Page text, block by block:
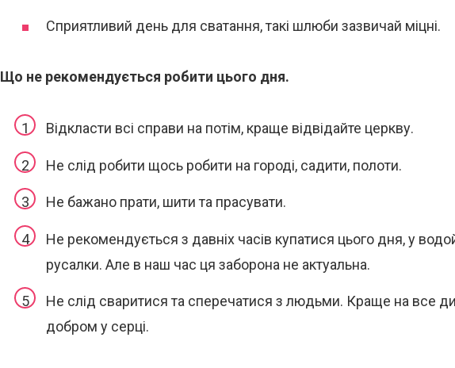
Сприятливий день для сватання, такі шлюби зазвичай міцні.
Що не рекомендується робити цього дня.
Відкласти всі справи на потім, краще відвідайте церкву.
Не слід робити щось робити на городі, садити, полоти.
Не бажано прати, шити та прасувати.
Не рекомендується з давніх часів купатися цього дня, у
русалки. Але в наш час ця заборона не актуальна.
Не слід сваритися та сперечатися з людьми. Краще на все
добром у серці.